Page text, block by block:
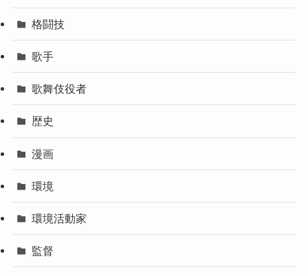
格闘技
歌手
歌舞伎役者
歴史
漫画
環境
環境活動家
監督